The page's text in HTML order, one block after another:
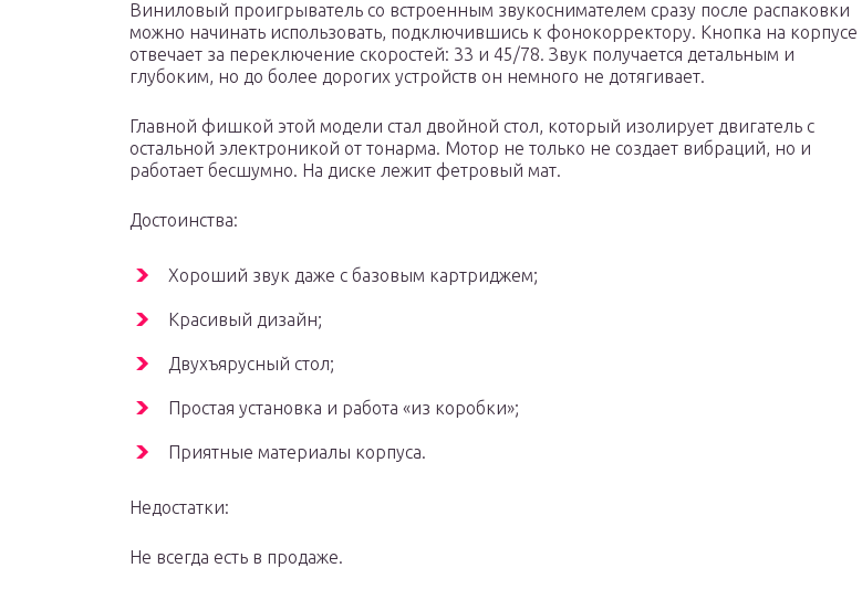
Виниловый проигрыватель со встроенным звукоснимателем сразу после распаковки
можно начинать использовать, подключившись к фонокорректору. Кнопка на корпусе
отвечает за переключение скоростей: 33 и 45/78. Звук получается детальным и
глубоким, но до более дорогих устройств он немного не дотягивает.
Главной фишкой этой модели стал двойной стол, который изолирует двигатель с
остальной электроникой от тонарма. Мотор не только не создает вибраций, но и
работает бесшумно. На диске лежит фетровый мат.
Достоинства:
Хороший звук даже с базовым картриджем;
Красивый дизайн;
Двухъярусный стол;
Простая установка и работа «из коробки»;
Приятные материалы корпуса.
Недостатки:
Не всегда есть в продаже.